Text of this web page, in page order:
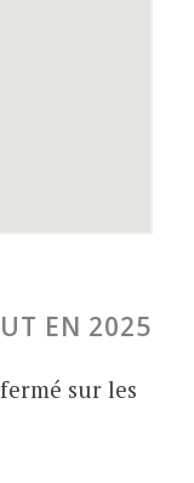
EN 2025
sur les